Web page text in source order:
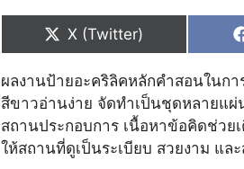
Share
X (Twitter)
ผลงานป้ายอะคริลิคหลักคำสอนในก
สีขาวอ่านง่าย จัดทำเป็นชุดหลายแผ่
สถานประกอบการ เนื้อหาข้อคิดช่วย
ให้สถานที่ดูเป็นระเบียบ สวยงาม แ